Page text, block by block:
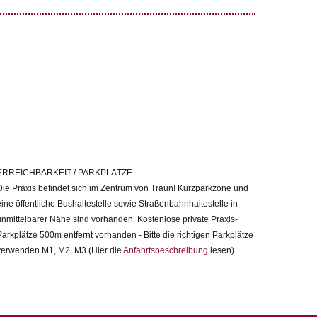
/ PARKPLÄTZE
Praxis befindet sich im Zentrum von Traun! Kurzparkzone und
öffentliche Bushaltestelle sowie Straßenbahnhaltestelle in
Nähe sind vorhanden. Kostenlose private Praxis-
500m entfernt vorhanden - Bitte die richtigen Parkplätze
M1, M2, M3 (Hier die Anfahrtsbeschreibung lesen)